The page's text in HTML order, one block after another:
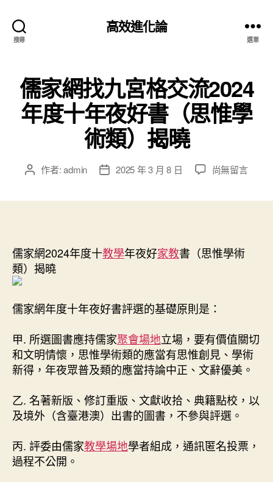
搜尋
高效進化論
選單
儒家網找九宮格交流2024
年度十年夜好書（思惟學
術類）揭曉
文 作者:admin
文 2025 年 3 月 8 日
在
宮
格
2024
年
十
年
夜
書
（思
惟
術
尚無留言
儒家網2024年度十教學年夜好家教書（思惟學術
類）揭曉
儒家網年度十年夜好書評選的基礎原則是：
甲. 所選圖書應持儒家聚會場地立場，要有價值關切
和文明情懷，思惟學術類的應當有思惟創見、學術
新得，年夜眾普及類的應當持論中正、文辭優美。
乙. 名著新版、修訂重版、文獻收拾、典籍點校，以
及境外（含臺港澳）出書的圖書，不參與評選。
丙. 評委由儒家教學場地學者組成，通訊匿名投票，
過程不公開。